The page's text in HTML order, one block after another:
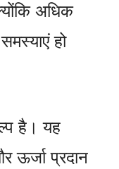
अधिक
हो
है। यह
ऊर्जा प्रदान